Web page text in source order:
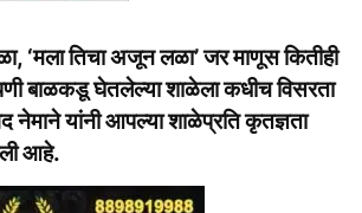
‘मला तिचा अजून लळा’ जर माणूस कितीही
बाळकडू घेतलेल्या शाळेला कधीच विसरता
नेमाने यांनी आपल्या शाळेप्रति कृतज्ञता
आहे.